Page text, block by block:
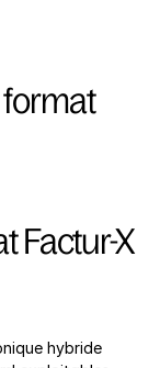
format
Factur-X
hybride